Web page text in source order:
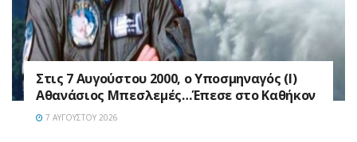
Στις 7 Αυγούστου 2000, ο Υποσμηναγός (Ι)
Αθανάσιος Μπεσλεμές…Έπεσε στο Καθήκον
7 ΑΥΓΟΎΣΤΟΥ 2026